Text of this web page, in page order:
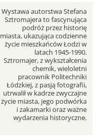
opis
Wystawa autorstwa Stefana
Sztromajera to fascynująca
podróż przez historię
miasta, ukazująca codzienne
życie mieszkańców Łodzi w
latach 1945-1990.
Sztromajer, z wykształcenia
chemik, wieloletni
pracownik Politechniki
Łódzkiej, z pasją fotografii,
utrwalił w kadrze zwyczajne
życie miasta, jego podwórka
i zakamarki oraz ważne
wydarzenia historyczne.